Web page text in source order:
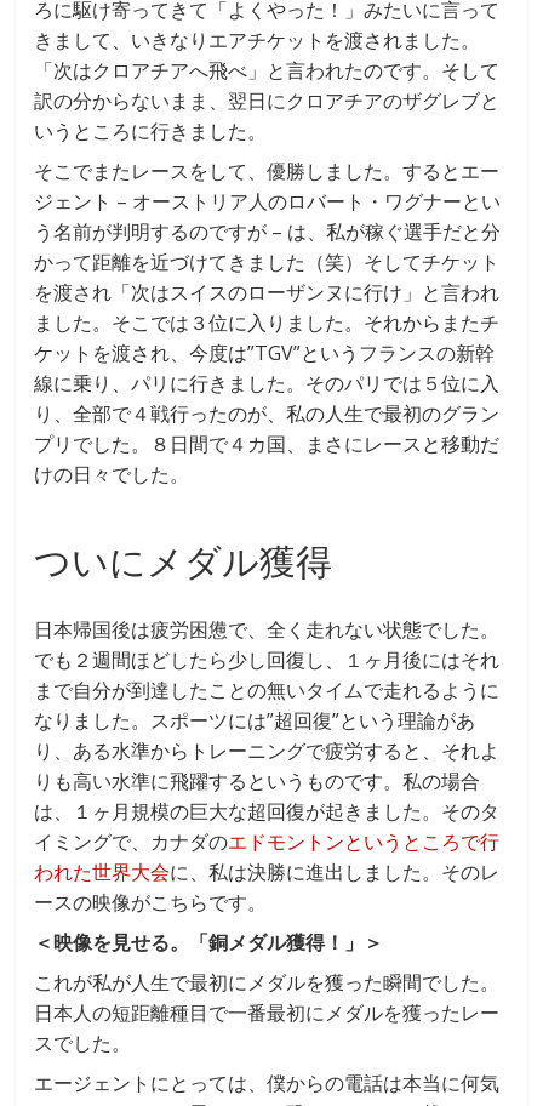
ろに駆け寄ってきて「よくやった！」みたいに言って
きまして、いきなりエアチケットを渡されました。
「次はクロアチアへ飛べ」と言われたのです。そして
訳の分からないまま、翌日にクロアチアのザグレブと
いうところに行きました。
そこでまたレースをして、優勝しました。するとエー
ジェント – オーストリア人のロバート・ワグナーとい
う名前が判明するのですが – は、私が稼ぐ選手だと分
かって距離を近づけてきました（笑）そしてチケット
を渡され「次はスイスのローザンヌに行け」と言われ
ました。そこでは３位に入りました。それからまたチ
ケットを渡され、今度は”TGV”というフランスの新幹
線に乗り、パリに行きました。そのパリでは５位に入
り、全部で４戦行ったのが、私の人生で最初のグラン
プリでした。８日間で４カ国、まさにレースと移動だ
けの日々でした。
ついにメダル獲得
日本帰国後は疲労困憊で、全く走れない状態でした。
でも２週間ほどしたら少し回復し、１ヶ月後にはそれ
まで自分が到達したことの無いタイムで走れるように
なりました。スポーツには”超回復”という理論があ
り、ある水準からトレーニングで疲労すると、それよ
りも高い水準に飛躍するというものです。私の場合
は、１ヶ月規模の巨大な超回復が起きました。そのタ
イミングで、カナダのエドモントンというところで行
われた世界大会に、私は決勝に進出しました。そのレ
ースの映像がこちらです。
＜映像を見せる。「銅メダル獲得！」＞
これが私が人生で最初にメダルを獲った瞬間でした。
日本人の短距離種目で一番最初にメダルを獲ったレー
スでした。
エージェントにとっては、僕からの電話は本当に何気